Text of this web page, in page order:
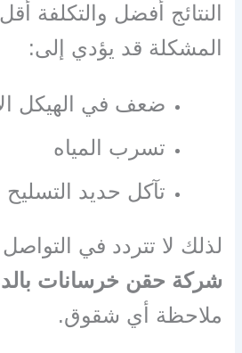
النتائج أفضل والتكلفة
المشكلة قد يؤدي إلى:
ضعف في الهيكل
تسرب المياه
تآكل حديد التسليح
لذلك لا تتردد في
شركة حقن خرسانات
ملاحظة أي شقوق.